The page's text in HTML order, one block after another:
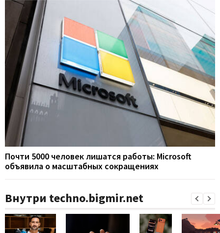
Почти 5000 человек лишатся работы: Microsoft
объявила о масштабных сокращениях
Внутри techno.bigmir.net